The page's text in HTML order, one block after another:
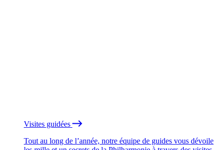
Visites guidées
Tout au long de l’année, notre équipe de guides vous dévoile